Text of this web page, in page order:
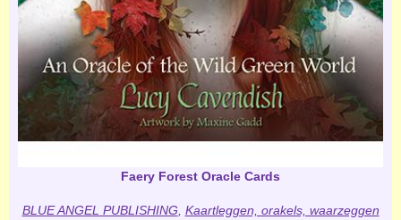
Faery Forest Oracle Cards
BLUE ANGEL PUBLISHING, Kaartleggen, orakels, waarzeggen